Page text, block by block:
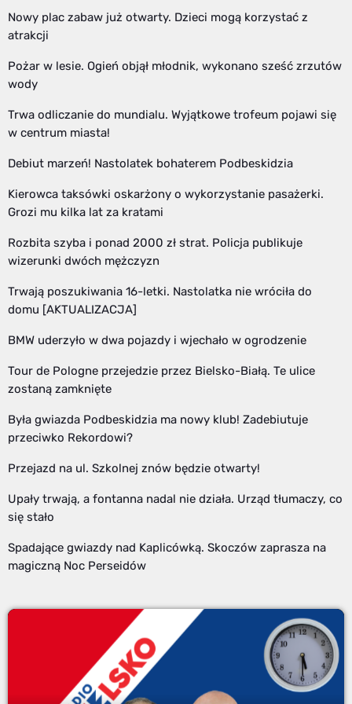
Nowy plac zabaw już otwarty. Dzieci mogą korzystać z
atrakcji
Pożar w lesie. Ogień objął młodnik, wykonano sześć zrzutów
wody
Trwa odliczanie do mundialu. Wyjątkowe trofeum pojawi się
w centrum miasta!
Debiut marzeń! Nastolatek bohaterem Podbeskidzia
Kierowca taksówki oskarżony o wykorzystanie pasażerki.
Grozi mu kilka lat za kratami
Rozbita szyba i ponad 2000 zł strat. Policja publikuje
wizerunki dwóch mężczyzn
Trwają poszukiwania 16-letki. Nastolatka nie wróciła do
domu [AKTUALIZACJA]
BMW uderzyło w dwa pojazdy i wjechało w ogrodzenie
Tour de Pologne przejedzie przez Bielsko-Białą. Te ulice
zostaną zamknięte
Była gwiazda Podbeskidzia ma nowy klub! Zadebiutuje
przeciwko Rekordowi?
Przejazd na ul. Szkolnej znów będzie otwarty!
Upały trwają, a fontanna nadal nie działa. Urząd tłumaczy, co
się stało
Spadające gwiazdy nad Kaplicówką. Skoczów zaprasza na
magiczną Noc Perseidów